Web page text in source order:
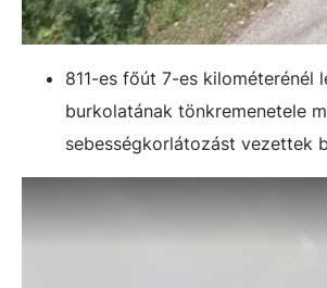
811-es főút 7-es kilométerénél
burkolatának tönkremenetele
sebességkorlátozást vezettek